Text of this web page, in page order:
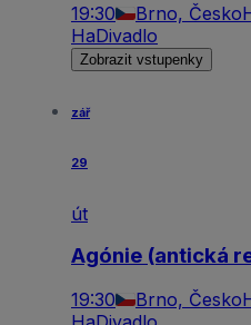
19:30 Brno, Česko
HaDivadlo
Zobrazit vstupenky
zář
29
út
Agónie (antická
19:30 Brno, Česko